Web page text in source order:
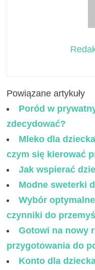
Powiązane artykuły
Poród w
zdecydować?
Mleko dla
czym się kierować
Jak wspierać
Modne sweterki
Wybór
czynniki do
Gotowi na nowy
przygotowania do
Konto dla